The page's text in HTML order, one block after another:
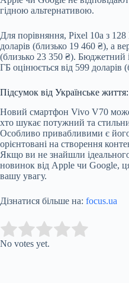
гідною альтернативою.
Для порівняння, Pixel 10a з
доларів (близько 19 460 ₴), а
(близько 23 350 ₴). Бюджетний
ГБ оцінюється від 599 доларів
Підсумок від Українське життя:
Новий смартфон Vivo V70
хто шукає потужний та
Особливо привабливими є
орієнтовані на створення
Якщо ви не знайшли
новинок від Apple чи Google,
вашу увагу.
Дізнатися більше на: focus.ua
Rate this item:
No votes yet.